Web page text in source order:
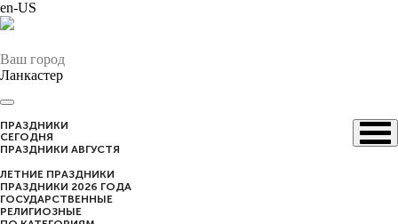
en-US
Ваш город
Ланкастер
ПРАЗДНИКИ
CЕГОДНЯ
ПРАЗДНИКИ АВГУСТЯ
ЛЕТНИЕ ПРАЗДНИКИ
ПРАЗДНИКИ 2026 ГОДА
ГОСУДАРСТВЕННЫЕ
РЕЛИГИОЗНЫЕ